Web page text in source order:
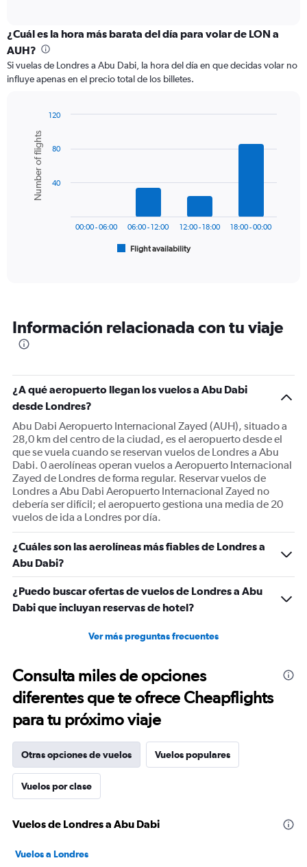
categories.
Range:
12
categories.
The
axis
displaying
values.
Range:
¿Cuál es la hora más barata del día para volar de LON a
AUH?
Si vuelas de Londres a Abu Dabi, la hora del día en que decidas volar no
influye apenas en el precio total de los billetes.
chart
with
bars.
The
categories.
The
Y
axis
displaying
Number
of
flights.
Range:
0
to
120.
Chart
graphic.
Number of flights
Flight availability
00:00 - 06:00 06:00 - 12:00 12:00 - 18:00 18:00 - 00:00
40
80
120
Información relacionada con tu viaje
¿A qué aeropuerto llegan los vuelos a Abu Dabi
desde Londres?
Abu Dabi Aeropuerto Internacional Zayed (AUH), situado a
28,0 km del centro de la ciudad, es el aeropuerto desde el
que se vuela cuando se reservan vuelos de Londres a Abu
Dabi. 0 aerolíneas operan vuelos a Aeropuerto Internacional
Zayed de Londres de forma regular. Reservar vuelos de
Londres a Abu Dabi Aeropuerto Internacional Zayed no
debería ser difícil; el aeropuerto gestiona una media de 20
vuelos de ida a Londres por día.
¿Cuáles son las aerolíneas más fiables de Londres a
Abu Dabi?
¿Puedo buscar ofertas de vuelos de Londres a Abu
Dabi que incluyan reservas de hotel?
Ver más preguntas frecuentes
Consulta miles de opciones
diferentes que te ofrece Cheapflights
para tu próximo viaje
Otras opciones de vuelos Vuelos populares
Vuelos por clase
Vuelos de Londres a Abu Dabi
Vuelos a Londres